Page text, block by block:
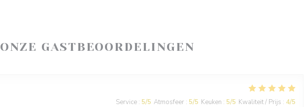
ONZE GASTBEOORDELINGEN
Service : 5/5 Atmosfeer : 5/5 Keuken : 5/5 Kwaliteit / Prijs : 4/5